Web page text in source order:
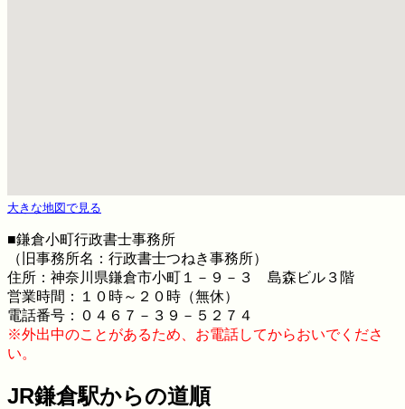
大きな地図で見る
■鎌倉小町行政書士事務所
（旧事務所名：行政書士つねき事務所）
住所：神奈川県鎌倉市小町１－９－３ 島森ビル３階
営業時間：１０時～２０時（無休）
電話番号：０４６７－３９－５２７４
※外出中のことがあるため、お電話してからおいでくださ
い。
JR鎌倉駅からの道順